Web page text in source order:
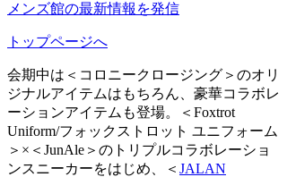
会期中は＜コロニークロージング＞のオリ
ジナルアイテムはもちろん、豪華コラボレ
ーションアイテムも登場。＜Foxtrot
Uniform/フォックストロット ユニフォーム
＞×＜JunAle＞のトリプルコラボレーショ
ンスニーカーをはじめ、＜ JALAN
メンズ館の最新情報を発信
トップページへ